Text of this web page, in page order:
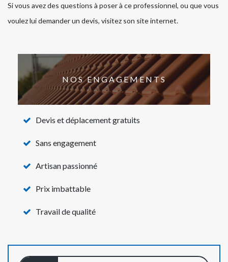
Si vous avez des questions à poser à ce professionnel, ou que vous
voulez lui demander un devis, visitez son site internet.
NOS ENGAGEMENTS
Devis et déplacement gratuits
Sans engagement
Artisan passionné
Prix imbattable
Travail de qualité